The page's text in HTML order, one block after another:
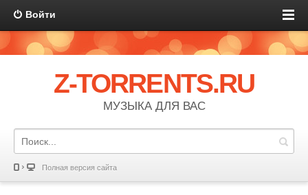
Войти
Z-TORRENTS.RU
МУЗЫКА ДЛЯ ВАС
Полная версия сайта